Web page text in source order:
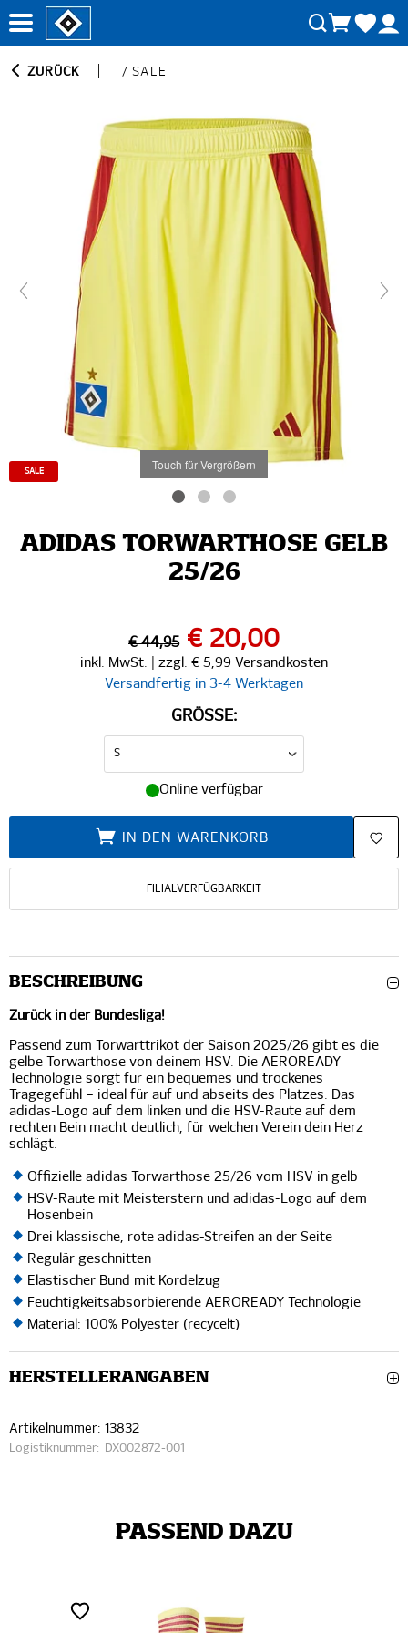
ZURÜCK /SALE
Touch für Vergrößern
SALE
ADIDAS TORWARTHOSE GELB
25/26
€ 44,95 € 20,00
inkl. MwSt. | zzgl. € 5,99 Versandkosten
Versandfertig in 3-4 Werktagen
GRÖSSE:
Online verfügbar
IN DEN WARENKORB
FILIALVERFÜGBARKEIT
BESCHREIBUNG
Zurück in der Bundesliga!
Passend zum Torwarttrikot der Saison 2025/26 gibt es die
gelbe Torwarthose von deinem HSV. Die AEROREADY
Technologie sorgt für ein bequemes und trockenes
Tragegefühl – ideal für auf und abseits des Platzes. Das
adidas-Logo auf dem linken und die HSV-Raute auf dem
rechten Bein macht deutlich, für welchen Verein dein Herz
schlägt.
Offizielle adidas Torwarthose 25/26 vom HSV in gelb
HSV-Raute mit Meisterstern und adidas-Logo auf dem
Hosenbein
Drei klassische, rote adidas-Streifen an der Seite
Regulär geschnitten
Elastischer Bund mit Kordelzug
Feuchtigkeitsabsorbierende AEROREADY Technologie
Material: 100% Polyester (recycelt)
HERSTELLERANGABEN
Artikelnummer: 13832
Logistiknummer: DX002872-001
PASSEND DAZU